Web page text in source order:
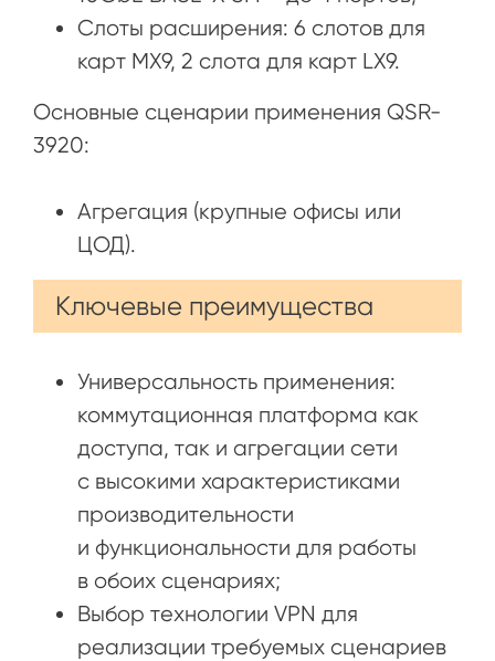
Слоты расширения: 6 слотов для
карт MX9, 2 слота для карт LX9.
Основные сценарии применения QSR-
3920:
Агрегация (крупные офисы или
ЦОД).
Ключевые преимущества
Универсальность применения:
коммутационная платформа как
доступа, так и агрегации сети
с высокими характеристиками
производительности
и функциональности для работы
в обоих сценариях;
Выбор технологии VPN для
реализации требуемых сценариев